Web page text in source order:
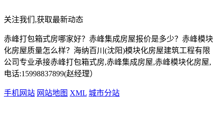
关注我们,获取最新动态
赤峰打包箱式房哪家好？赤峰集成房屋报价是多少？赤峰模块
化房屋质量怎么样？海纳百川(沈阳)模块化房屋建筑工程有限
公司专业承接赤峰打包箱式房,赤峰集成房屋,赤峰模块化房屋,
电话:15998837899(赵经理）
手机网站 网站地图 XML 城市分站